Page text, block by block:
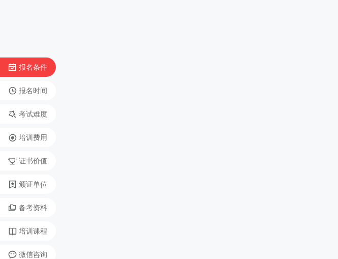
报名条件
报名时间
考试难度
培训费用
证书价值
颁证单位
备考资料
培训课程
微信咨询